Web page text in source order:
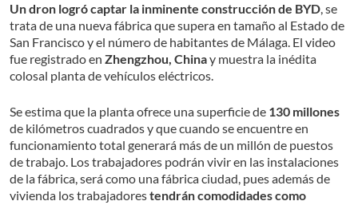
Un dron logró captar la inminente construcción de BYD, se
trata de una nueva fábrica que supera en tamaño al Estado de
San Francisco y el número de habitantes de Málaga. El video
fue registrado en Zhengzhou, Chinay muestra la inédita
colosal planta de vehículos eléctricos.
Se estima que la planta ofrece una superficie de 130 millones
de kilómetros cuadrados y que cuando se encuentre en
funcionamiento total generará más de un millón de puestos
de trabajo. Los trabajadores podrán vivir en las instalaciones
de la fábrica, será como una fábrica ciudad, pues además de
vivienda los trabajadorestendrán comodidades como